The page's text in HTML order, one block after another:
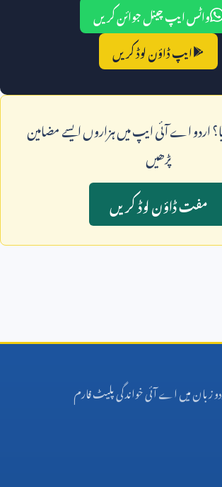
واٹس ایپ چینل جوائن کریں
ایپ ڈاؤن لوڈ کریں
اردو اے آئی ايپ ميں ہزاروں ايسے مضامين
پڑھيں
مفت ڈاؤن لوڈ کريں
زبان میں اے آئی خواندگی پلیٹ فارم